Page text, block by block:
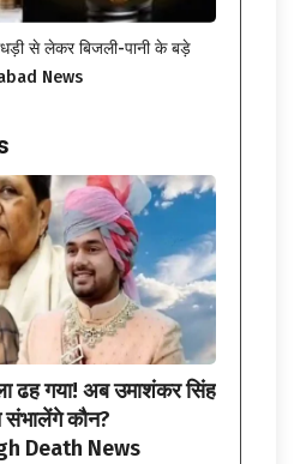
से लेकर बिजली-पानी के बड़े
News
ढह गया! अब उमाशंकर सिंह
संभालेंगे कौन?
Death News